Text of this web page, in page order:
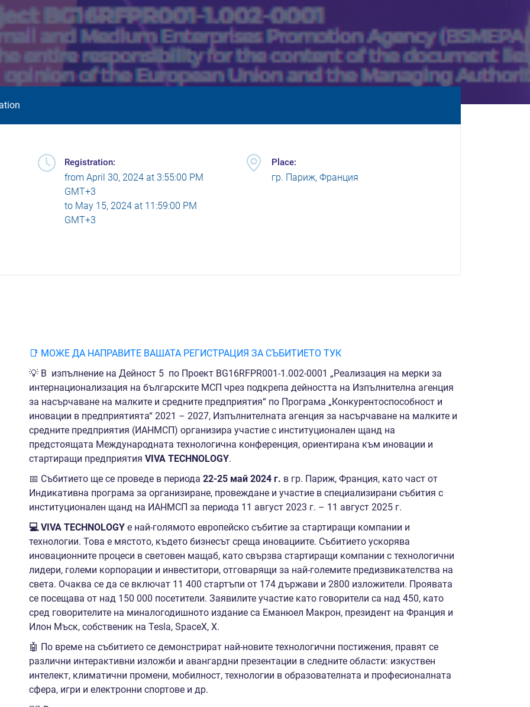
Registration:
fromApril 30, 2024 at 3:55:00 PM
GMT+3
to May 15, 2024 at 11:59:00 PM
GMT+3
Place:
гр. Париж, Франция
📑 МОЖЕ ДА НАПРАВИТЕ ВАШАТА РЕГИСТРАЦИЯ ЗА СЪБИТИЕТО ТУК
💡 В изпълнение на Дейност 5 по Проект BG16RFPR001-1.002-0001 „Реализация на мерки за
интернационализация на българските МСП чрез подкрепа дейността на Изпълнителна агенция
за насърчаване на малките и средните предприятия“ по Програма „Конкурентоспособност и
иновации в предприятията“ 2021 – 2027, Изпълнителната агенция за насърчаване на малките и
средните предприятия (ИАНМСП) организира участие с институционален щанд на
предстоящата Международната технологична конференция, ориентирана към иновации и
стартиращи предприятия VIVA TECHNOLOGY.
📅 Събитието ще се проведе в периода 22-25 май 2024 г. в гр. Париж, Франция, като част от
Индикативна програма за организиране, провеждане и участие в специализирани събития с
институционален щанд на ИАНМСП за периода 11 август 2023 г. – 11 август 2025 г.
💻 VIVA TECHNOLOGY e най-голямото европейско събитие за стартиращи компании и
технологии. Това е мястото, където бизнесът среща иновациите. Събитието ускорява
иновационните процеси в световен мащаб, като свързва стартиращи компании с технологични
лидери, големи корпорации и инвеститори, отговарящи за най-големите предизвикателства на
света. Очаква се да се включат 11 400 стартъпи от 174 държави и 2800 изложители. Проявата
се посещава от над 150 000 посетители. Заявилите участие като говорители са над 450, като
сред говорителите на миналогодишното издание са Еманюел Макрон, президент на Франция и
Илон Мъск, собственик на Tesla, SpaceX, X.
🤖 По време на събитието се демонстрират най-новите технологични постижения, правят се
различни интерактивни изложби и авангардни презентации в следните области: изкуствен
интелект, климатични промени, мобилност, технологии в образователната и професионалната
сфера, игри и електронни спортове и др.